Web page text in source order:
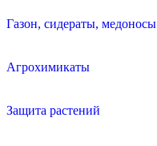
Газон, сидераты, медоносы
Агрохимикаты
Защита растений